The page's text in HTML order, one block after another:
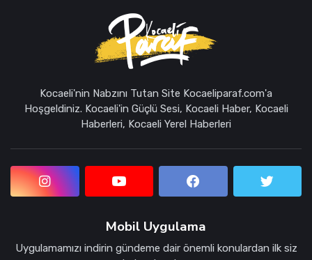
Kocaeli'nin Nabzını Tutan Site Kocaeliparaf.com'a
Hoşgeldiniz. Kocaeli'in Güçlü Sesi, Kocaeli Haber, Kocaeli
Haberleri, Kocaeli Yerel Haberleri
Mobil Uygulama
Uygulamamızı indirin gündeme dair önemli konulardan ilk siz